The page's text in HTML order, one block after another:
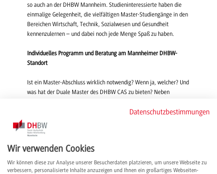
so auch an der DHBW Mannheim. Studieninteressierte haben die
einmalige Gelegenheit, die vielfältigen Master-Studiengänge in den
Bereichen Wirtschaft, Technik, Sozialwesen und Gesundheit
kennenzulernen – und dabei noch jede Menge Spaß zu haben.
Individuelles Programm und Beratung am Mannheimer DHBW-
Standort
Ist ein Master-Abschluss wirklich notwendig? Wenn ja, welcher? Und
was hat der Duale Master des DHBW CAS zu bieten? Neben
"SCARF – ein Führungsansatz aus dem Neuroleadership" und zu
"Diversität in Unternehmen" stehen Master-Berater*innen und
Professor*innen bereit, um alle Fragen rund um den Dualen Master
Studiengang "Data Science and Artificial Intelligence", der vorauss.
zum 1. Oktober 2025 starten wird, sowie zum Master
"Wirtschaftsinformatik located@Mannheim". Wie ein Studium am
Datenschutzbestimmungen
Wir verwenden Cookies
Wir können diese zur Analyse unserer Besucherdaten platzieren, um unsere Webseite zu
verbessern, personalisierte Inhalte anzuzeigen und Ihnen ein großartiges Webseiten-